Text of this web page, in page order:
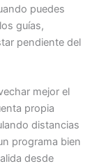
puedes
guías,
pendiente del
mejor el
propia
distancias
programa bien
desde